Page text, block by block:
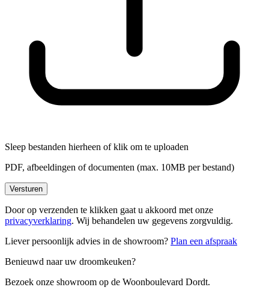
Sleep bestanden hierheen ofklik om te uploaden
PDF, afbeeldingen of documenten (max. 10MB per bestand)
Versturen
Door op verzenden te klikken gaat u akkoord met onze
privacyverklaring. Wij behandelen uw gegevens zorgvuldig.
Liever persoonlijk advies in de showroom? Plan een afspraak
Benieuwd naar uw droomkeuken?
Bezoek onze showroom op de Woonboulevard Dordt.